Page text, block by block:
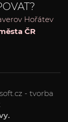
Hořátev
ČR
- tvorba